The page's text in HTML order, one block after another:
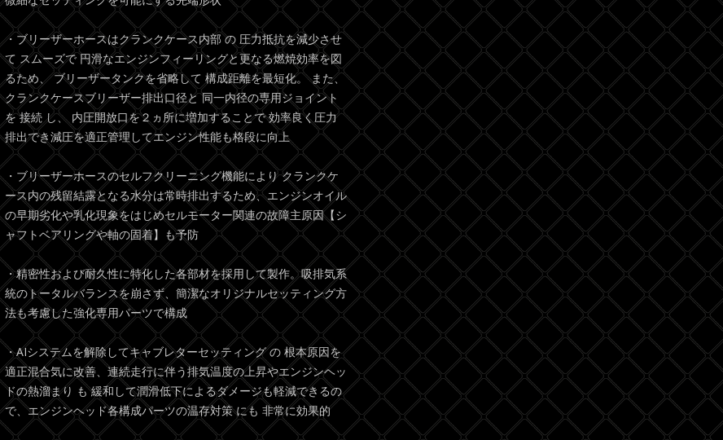
・ブリーザーホースはクランクケース内部 の 圧力抵抗を減少させ
て スムーズで 円滑なエンジンフィーリングと更なる燃焼効率を図
るため、 ブリーザータンクを省略して 構成距離を最短化。 また、
クランクケースブリーザー排出口径と 同一内径の専用ジョイント
を 接続 し、 内圧開放口を２ヵ所に増加することで 効率良く圧力
排出でき減圧を適正管理してエンジン性能も格段に向上
・ブリーザーホースのセルフクリーニング機能により クランクケ
ース内の残留結露となる水分は常時排出するため、エンジンオイル
の早期劣化や乳化現象をはじめセルモーター関連の故障主原因【シ
ャフトベアリングや軸の固着】も予防
・精密性および耐久性に特化した各部材を採用して製作。吸排気系
統のトータルバランスを崩さず、簡潔なオリジナルセッティング方
法も考慮した強化専用パーツで構成
・AIシステムを解除してキャブレターセッティング の 根本原因を
適正混合気に改善、連続走行に伴う排気温度の上昇やエンジンヘッ
ドの熱溜まり も 緩和して潤滑低下によるダメージも軽減できるの
で、エンジンヘッド各構成パーツの温存対策 にも 非常に効果的